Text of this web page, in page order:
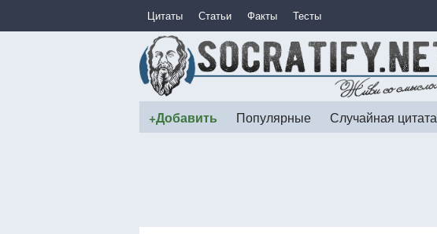
Цитаты Статьи Факты Тесты
+Добавить Популярные Случайная цитата